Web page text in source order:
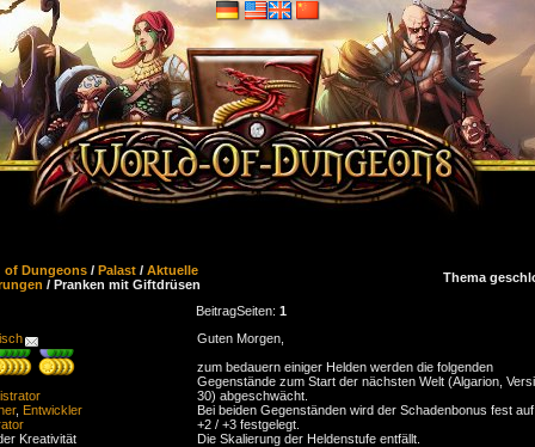
of Dungeons / Palast / Aktuelle
/ Pranken mit Giftdrüsen Thema
BeitragSeiten: 1
, Entwickler
Kreativität
Guten Morgen,
zum bedauern einiger Helden werden die folgenden
Gegenstände zum Start der nächsten Welt (Algarion,
30) abgeschwächt.
Bei beiden Gegenständen wird der Schadenbonus fest
+2 / +3 festgelegt.
Die Skalierung der Heldenstufe entfällt.